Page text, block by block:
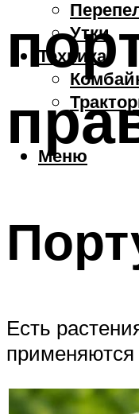
Утки
Техника
Меню
Есть
применяются